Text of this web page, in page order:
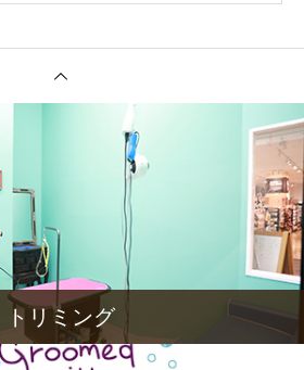
トリミング